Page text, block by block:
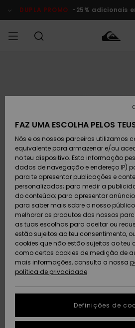
do
DUPLA PROMO -25% adicionais
Calçado e
chinelos
Surfe/água
Snow
Artigos
recém-
chegados
Coleções
MENINO
Calçado e
chinelos
Surfe/água
Neve
Artigos
recém-
chegados
Highlights
MULHER
chegados
Highlights
Snow
SURF
Crianças
Highlights
Community
SNOW
Artigos
Criança
Snow Shop
Feminino
Highlights
Community
DUPLA
PROMO
Criança
Outlet
Mulher
AJUDA
Devoluções
Pagamento
Cartão
presente
Quiksilver
Freedom
Protecção de
dados
Guia de
tamanhos
SUSTAINABILITY
FAZ UMA ESCOLHA PELOS
Nós e os nossos parceiros utilizamos
equivalente para armazenar e/ou
no teu dispositivo. Esta informação
dados de navegação e endereço IP)
para te apresentar publicações e
personalizados; para medir a
do conteúdo; para apresentar
para saber mais sobre o nosso
melhorar os produtos dos nossos
as tuas escolhas para aceitar ou
estão sujeitos ao teu consentimento,
cookies que não estão sujeitos ao teu
como certos cookies de medição de
mais informações, consulta a nossa
política de privacidade
Definições de